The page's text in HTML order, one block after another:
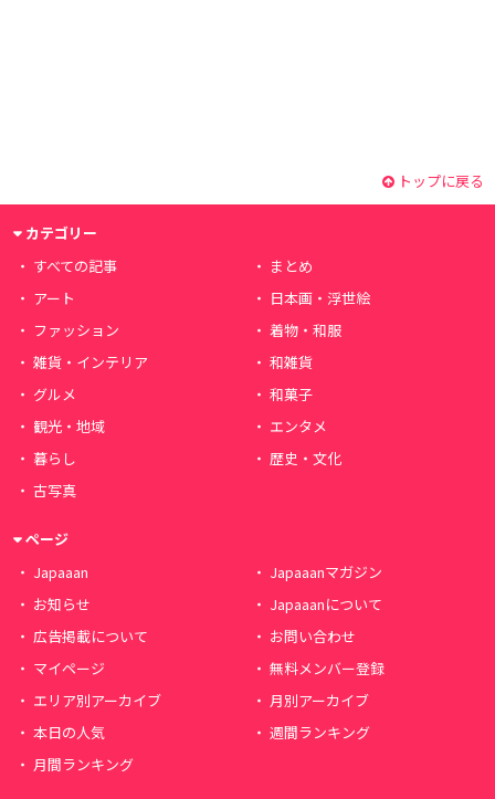
トップに戻る
カテゴリー
すべての記事
まとめ
アート
日本画・浮世絵
ファッション
着物・和服
雑貨・インテリア
和雑貨
グルメ
和菓子
観光・地域
エンタメ
暮らし
歴史・文化
古写真
ページ
Japaaan
Japaaanマガジン
お知らせ
Japaaanについて
広告掲載について
お問い合わせ
マイページ
無料メンバー登録
エリア別アーカイブ
月別アーカイブ
本日の人気
週間ランキング
月間ランキング